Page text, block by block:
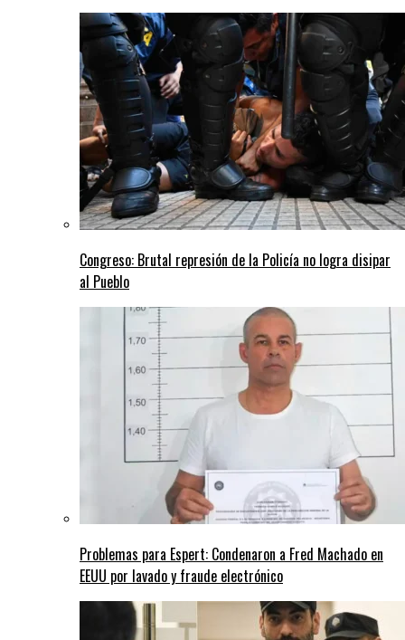
Congreso: Brutal represión de la Policía no logra disipar
al Pueblo
Problemas para Espert: Condenaron a Fred Machado en
EEUU por lavado y fraude electrónico